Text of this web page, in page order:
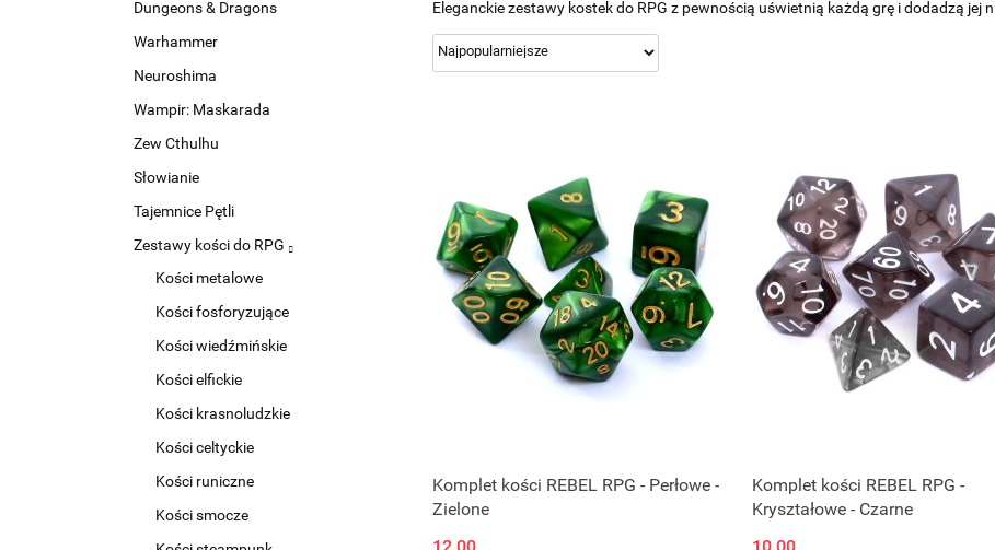
Dungeons & Dragons
Warhammer
Neuroshima
Wampir: Maskarada
Zew Cthulhu
Słowianie
Tajemnice Pętli
Zestawy kości do RPG
Kości metalowe
Kości fosforyzujące
Kości wiedźmińskie
Kości elfickie
Kości krasnoludzkie
Kości celtyckie
Kości runiczne
Kości smocze
Eleganckie zestawy kostek do RPG z pewnością uświetnią każdą grę i dodadzą jej
Komplet kości REBEL RPG - Perłowe -
Zielone
Komplet kości REBEL RPG -
Kryształowe - Czarne